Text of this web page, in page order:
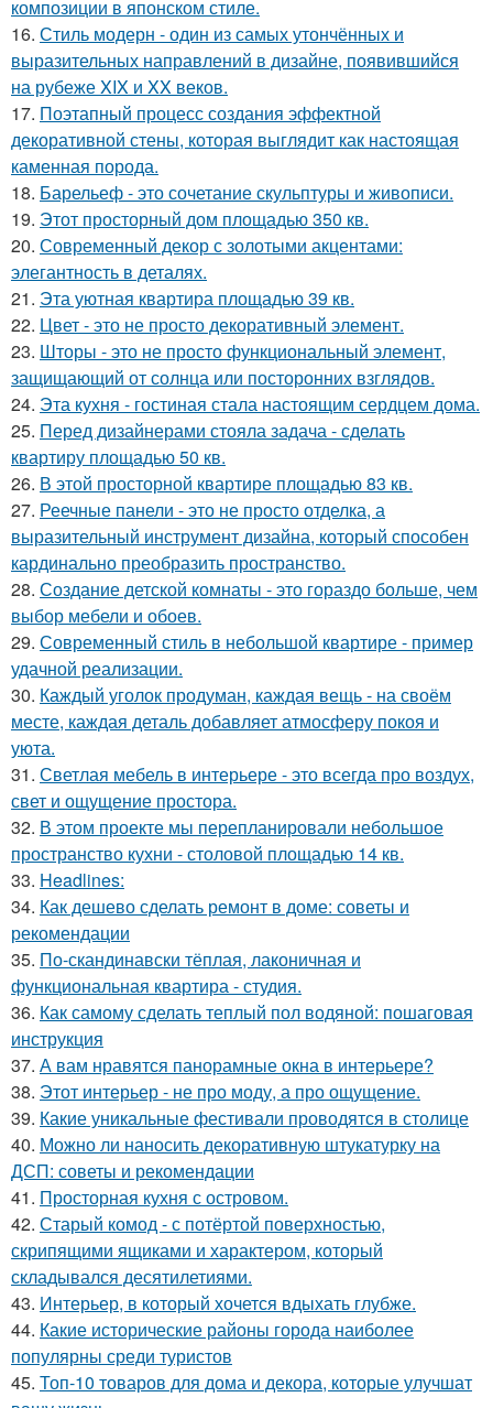
композиции в японском стиле.
16. Стиль модерн - один из самых утончённых и
выразительных направлений в дизайне, появившийся
на рубеже XIX и XX веков.
17. Поэтапный процесс создания эффектной
декоративной стены, которая выглядит как настоящая
каменная порода.
18. Барельеф - это сочетание скульптуры и живописи.
19. Этот просторный дом площадью 350 кв.
20. Современный декор с золотыми акцентами:
элегантность в деталях.
21. Эта уютная квартира площадью 39 кв.
22. Цвет - это не просто декоративный элемент.
23. Шторы - это не просто функциональный элемент,
защищающий от солнца или посторонних взглядов.
24. Эта кухня - гостиная стала настоящим сердцем дома.
25. Перед дизайнерами стояла задача - сделать
квартиру площадью 50 кв.
26. В этой просторной квартире площадью 83 кв.
27. Реечные панели - это не просто отделка, а
выразительный инструмент дизайна, который способен
кардинально преобразить пространство.
28. Создание детской комнаты - это гораздо больше, чем
выбор мебели и обоев.
29. Современный стиль в небольшой квартире - пример
удачной реализации.
30. Каждый уголок продуман, каждая вещь - на своём
месте, каждая деталь добавляет атмосферу покоя и
уюта.
31. Светлая мебель в интерьере - это всегда про воздух,
свет и ощущение простора.
32. В этом проекте мы перепланировали небольшое
пространство кухни - столовой площадью 14 кв.
33. Headlines:
34. Как дешево сделать ремонт в доме: советы и
рекомендации
35. По-скандинавски тёплая, лаконичная и
функциональная квартира - студия.
36. Как самому сделать теплый пол водяной: пошаговая
инструкция
37. А вам нравятся панорамные окна в интерьере?
38. Этот интерьер - не про моду, а про ощущение.
39. Какие уникальные фестивали проводятся в столице
40. Можно ли наносить декоративную штукатурку на
ДСП: советы и рекомендации
41. Просторная кухня с островом.
42. Старый комод - с потёртой поверхностью,
скрипящими ящиками и характером, который
складывался десятилетиями.
43. Интерьер, в который хочется вдыхать глубже.
44. Какие исторические районы города наиболее
популярны среди туристов
45. Топ-10 товаров для дома и декора, которые улучшат